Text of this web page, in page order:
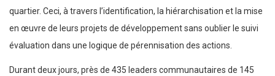
quartier. Ceci, à travers l’identification, la hiérarchisation et la mise
en œuvre de leurs projets de développement sans oublier le suivi
évaluation dans une logique de pérennisation des actions.
Durant deux jours, près de 435 leaders communautaires de 145